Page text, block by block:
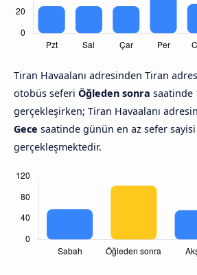
Tiran Havaalanı adresinden Tiran
otobüs seferi Öğleden sonra saatinde
gerçekleşirken; Tiran Havaalanı
Gece saatinde günün en az sefer
gerçekleşmektedir.